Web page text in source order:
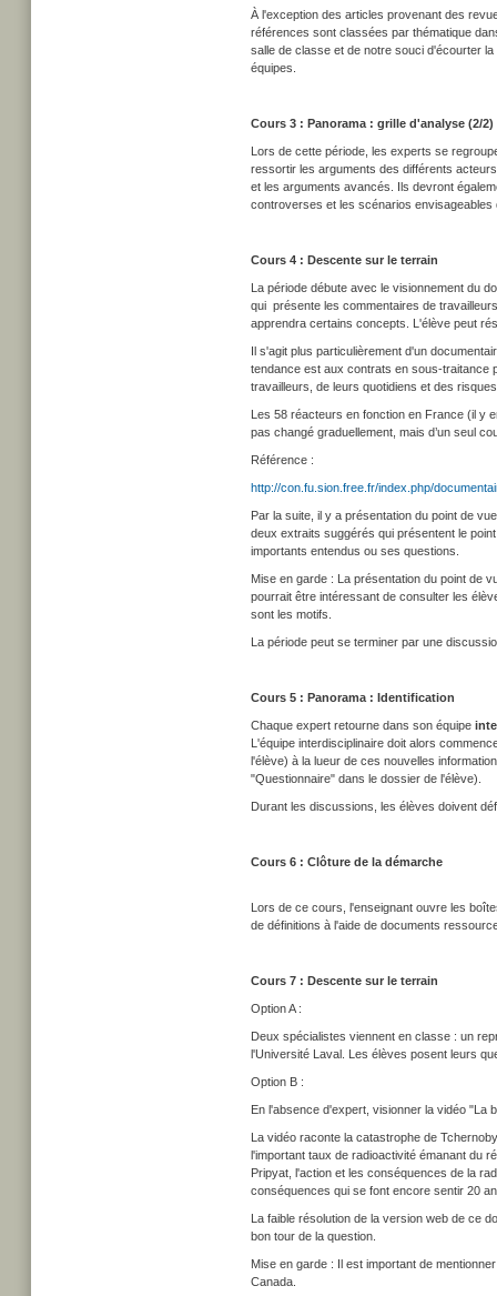
À l'exception des articles provenant des
références sont classées par thématique
salle de classe et de notre souci d'écourter
équipes.
Cours 3 : Panorama : grille d'analyse (2/2)
Lors de cette période, les experts se
ressortir les arguments des différents
et les arguments avancés. Ils devront
controverses et les scénarios
Cours 4 : Descente sur le terrain
La période débute avec le visionnement du
qui présente les commentaires de
apprendra certains concepts. L'élève peut
Il s'agit plus particulièrement d'un
tendance est aux contrats en sous-traitance
travailleurs, de leurs quotidiens et des
Les 58 réacteurs en fonction en France (il y
pas changé graduellement, mais d’un seul
Référence :
http://con.fu.sion.free.fr/index.php/
Par la suite, il y a présentation du point de
deux extraits suggérés qui présentent le
importants entendus ou ses questions.
Mise en garde : La présentation du point de
pourrait être intéressant de consulter les
sont les motifs.
La période peut se terminer par une
Cours 5 : Panorama : Identification
Chaque expert retourne dans son équipe
L'équipe interdisciplinaire doit alors
l'élève) à la lueur de ces nouvelles
"Questionnaire" dans le dossier de l'élève).
Durant les discussions, les élèves doivent
Cours 6 : Clôture de la démarche
Lors de ce cours, l'enseignant ouvre les
de définitions à l'aide de documents
Cours 7 : Descente sur le terrain
Option A :
Deux spécialistes viennent en classe : un
l'Université Laval. Les élèves posent leurs
Option B :
En l'absence d'expert, visionner la vidéo "La
La vidéo raconte la catastrophe de
l'important taux de radioactivité émanant du
Pripyat, l'action et les conséquences de la
conséquences qui se font encore sentir 20
La faible résolution de la version web de ce
bon tour de la question.
Mise en garde : Il est important de
Canada.